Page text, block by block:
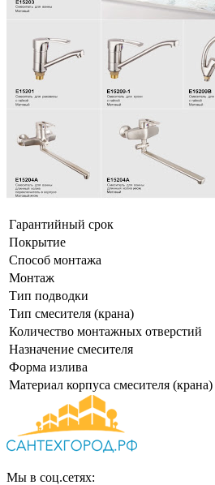
Гарантийный срок
Покрытие
Способ монтажа
Монтаж
Тип подводки
Тип смесителя (крана)
Количество монтажных отверстий
Назначение смесителя
Форма излива
Материал корпуса смесителя (крана)
Мы в соц.сетях: